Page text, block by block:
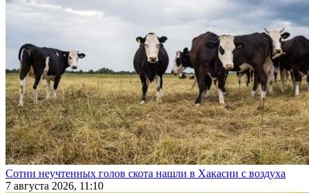
Сотни неучтенных голов скота нашли в Хакасии с воздуха
7 августа 2026, 11:10